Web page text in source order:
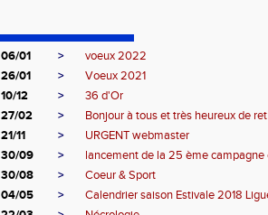
06/01 >
voeux 2022
26/01
>
Voeux 2021
10/12
>
36 d'Or
27/02
>
Bonjour à tous et très heureux de
21/11
>
URGENT webmaster
30/09
>
lancement de la 25 ème campagne
30/08
>
Coeur & Sport
04/05
>
Calendrier saison Estivale 2018